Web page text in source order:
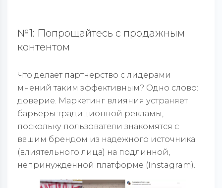
№1: Попрощайтесь с продажным
контентом
Что делает партнерство с лидерами
мнений таким эффективным? Одно слово:
доверие. Маркетинг влияния устраняет
барьеры традиционной рекламы,
поскольку пользователи знакомятся с
вашим брендом из надежного источника
(влиятельного лица) на подлинной,
непринужденной платформе (Instagram).